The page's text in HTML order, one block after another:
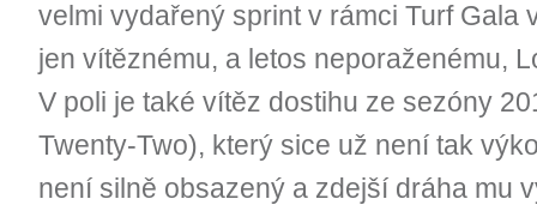
velmi vydařený sprint v rámci Turf Gala
jen vítěznému, a letos neporaženému,
V poli je také vítěz dostihu ze sezóny
Twenty-Two), který sice už není tak
není silně obsazený a zdejší dráha mu